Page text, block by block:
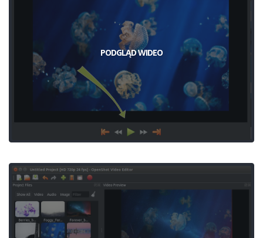
PODGLĄD WIDEO